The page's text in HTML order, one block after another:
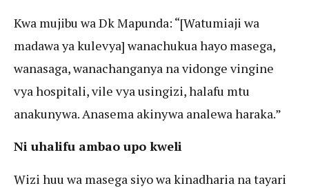
Kwa mujibu wa Dk Mapunda: “[Watumiaji wa
madawa ya kulevya] wanachukua hayo masega,
wanasaga, wanachanganya na vidonge vingine
vya hospitali, vile vya usingizi, halafu mtu
anakunywa. Anasema akinywa analewa haraka.”
Ni uhalifu ambao upo kweli
Wizi huu wa masega siyo wa kinadharia na tayari